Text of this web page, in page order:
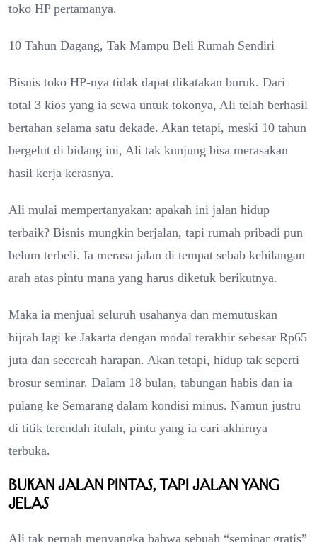
toko HP pertamanya.
10 Tahun Dagang, Tak Mampu Beli Rumah Sendiri
Bisnis toko HP-nya tidak dapat dikatakan buruk. Dari
total 3 kios yang ia sewa untuk tokonya, Ali telah berhasil
bertahan selama satu dekade. Akan tetapi, meski 10 tahun
bergelut di bidang ini, Ali tak kunjung bisa merasakan
hasil kerja kerasnya.
Ali mulai mempertanyakan: apakah ini jalan hidup
terbaik? Bisnis mungkin berjalan, tapi rumah pribadi pun
belum terbeli. Ia merasa jalan di tempat sebab kehilangan
arah atas pintu mana yang harus diketuk berikutnya.
Maka ia menjual seluruh usahanya dan memutuskan
hijrah lagi ke Jakarta dengan modal terakhir sebesar Rp65
juta dan secercah harapan. Akan tetapi, hidup tak seperti
brosur seminar. Dalam 18 bulan, tabungan habis dan ia
pulang ke Semarang dalam kondisi minus. Namun justru
di titik terendah itulah, pintu yang ia cari akhirnya
terbuka.
Bukan Jalan Pintas, Tapi Jalan yang
Jelas
Ali tak pernah menyangka bahwa sebuah “seminar gratis”